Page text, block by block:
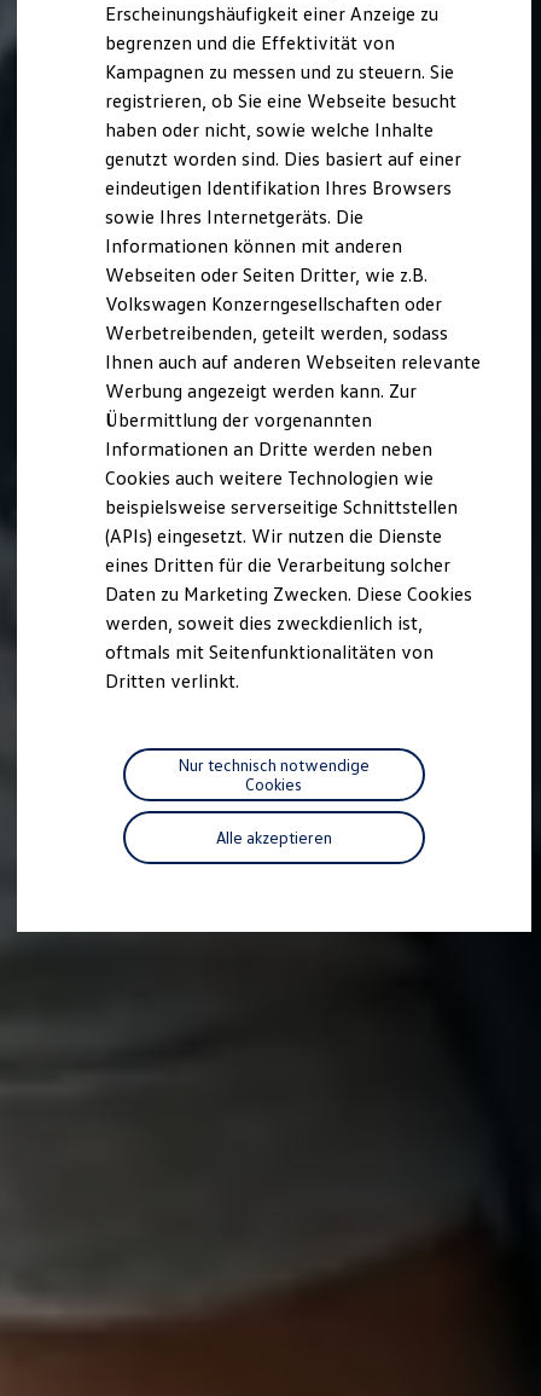
Marke und Erlebnis
Volkswagen R und R Experience
R-Modelle
R Experience
Driving Experience
Volkswagen entdecken
Werkbesichtigung
Lifestyle Shop
T-Roc Kollektion
Golf Kollektion
Volkswagen Kollektion
R-Kollektion
GTI Kollektion
Fußball Drop
we drive football
#wedriveproud
Besitzer und Service
myVolkswagen
Software Updates
Service und Ersatzteile
Inspektion und HU/AU
Reparaturen und Checks
Motorenöl und Flüssigkeiten
Räder und Reifen
Pannen- und Unfallhilfe
Economy Service
Volkswagen Teile
Zubehör
Modellspezifisches Zubehör
Individualisieren
Wallbox und Ladekabel
Digitale Extras
Dienste für Ihr Modell finden
Volkswagen Apps, Login und Shop
Handy und Fahrzeug verbinden
Vorgängermodelle
Erscheinungshäufigkeit einer Anzeige zu
begrenzen und die Effektivität von
Kampagnen zu messen und zu steuern. Sie
registrieren, ob Sie eine Webseite besucht
haben oder nicht, sowie welche Inhalte
genutzt worden sind. Dies basiert auf einer
eindeutigen Identifikation Ihres Browsers
sowie Ihres Internetgeräts. Die
Informationen können mit anderen
Webseiten oder Seiten Dritter, wie z.B.
Volkswagen Konzerngesellschaften oder
Werbetreibenden, geteilt werden, sodass
Ihnen auch auf anderen Webseiten relevante
Werbung angezeigt werden kann. Zur
Übermittlung der vorgenannten
Informationen an Dritte werden neben
Cookies auch weitere Technologien wie
beispielsweise serverseitige Schnittstellen
(APIs) eingesetzt. Wir nutzen die Dienste
eines Dritten für die Verarbeitung solcher
Daten zu Marketing Zwecken. Diese Cookies
werden, soweit dies zweckdienlich ist,
oftmals mit Seitenfunktionalitäten von
Dritten verlinkt.
Alle akzeptieren
Nur technisch notwendige
Cookies